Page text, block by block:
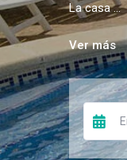
La casa ...
Ver más